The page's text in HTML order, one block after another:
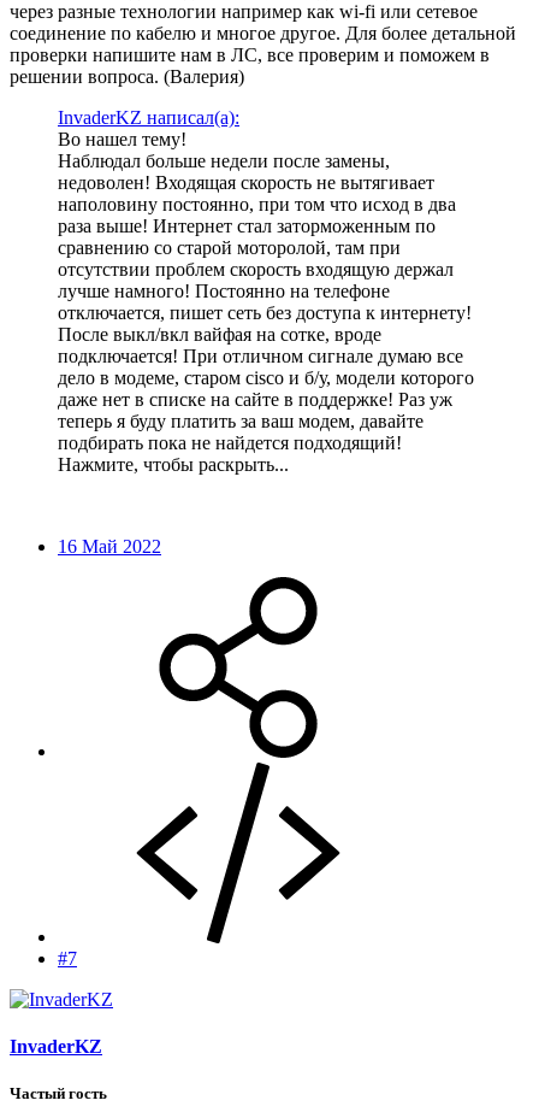
через разные технологии например как wi-fi или сетевое
соединение по кабелю и многое другое. Для более детальной
проверки напишите нам в ЛС, все проверим и поможем в
решении вопроса. (Валерия)
InvaderKZ написал(а):
Во нашел тему!
Наблюдал больше недели после замены,
недоволен! Входящая скорость не вытягивает
наполовину постоянно, при том что исход в два
раза выше! Интернет стал заторможенным по
сравнению со старой моторолой, там при
отсутствии проблем скорость входящую держал
лучше намного! Постоянно на телефоне
отключается, пишет сеть без доступа к интернету!
После выкл/вкл вайфая на сотке, вроде
подключается! При отличном сигнале думаю все
дело в модеме, старом cisco и б/у, модели которого
даже нет в списке на сайте в поддержке! Раз уж
теперь я буду платить за ваш модем, давайте
подбирать пока не найдется подходящий!
Нажмите, чтобы раскрыть...
16 Май 2022
#7
InvaderKZ
Частый гость